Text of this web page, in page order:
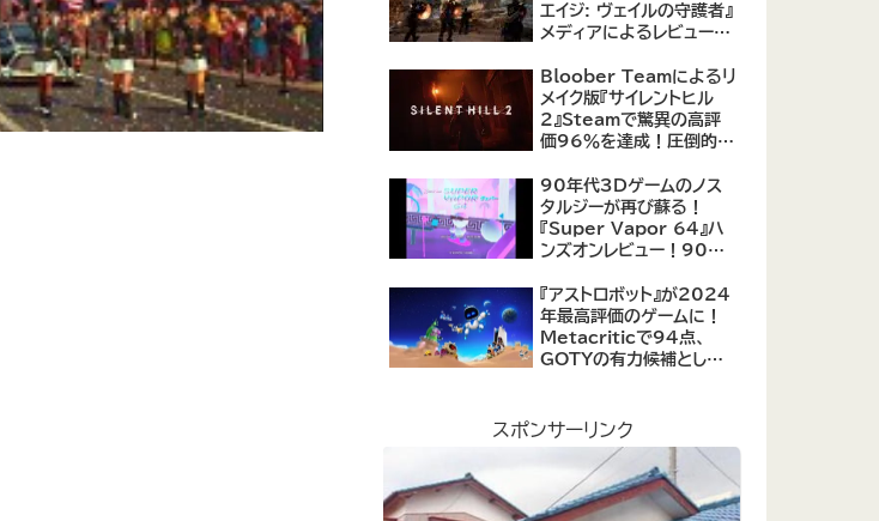
エイジ: ヴェイルの守護者』
メディアによるレビューが
ラクター育成システムは好
評、戦闘システムは賛否あ
り
Bloober Teamによるリ
メイク版『サイレントヒル
2』Steamで驚異の高評
価96％を達成！圧倒的な
の復活
90年代3Dゲームのノス
タルジーが再び蘇る！
『Super Vapor 64』ハ
ンズオンレビュー！90年
再現したノスタルジックア
クション
『アストロボット』が2024
年最高評価のゲームに！
Metacriticで94点、
GOTYの有力候補として
スポンサーリンク